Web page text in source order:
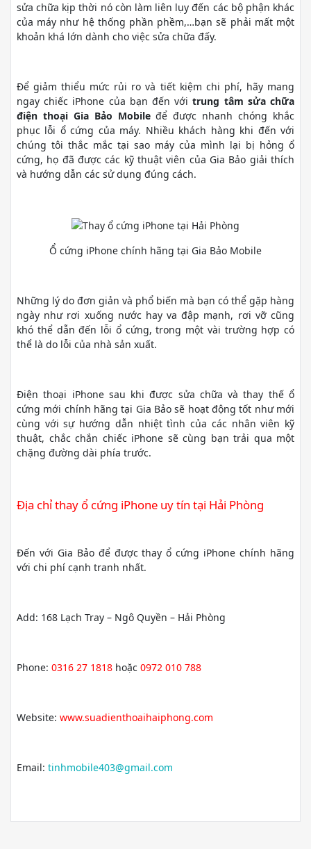
sửa chữa kịp thời nó còn làm liên lụy đến các bộ phận khác
của máy như hệ thống phần phềm,…bạn sẽ phải mất một
khoản khá lớn dành cho việc sửa chữa đấy.
Để giảm thiểu mức rủi ro và tiết kiệm chi phí, hãy mang
ngay chiếc iPhone của bạn đến vớitrung tâm sửa chữa
điện thoại Gia Bảo Mobileđể được nhanh chóng khắc
phục lỗi ổ cứng của máy. Nhiều khách hàng khi đến với
chúng tôi thắc mắc tại sao máy của mình lại bị hỏng ổ
cứng, họ đã được các kỹ thuật viên của Gia Bảo giải thích
và hướng dẫn các sử dụng đúng cách.
Ổ cứng iPhone chính hãng tại Gia Bảo Mobile
Những lý do đơn giản và phổ biến mà bạn có thể gặp hàng
ngày như rơi xuống nước hay va đập mạnh, rơi vỡ cũng
khó thể dẫn đến lỗi ổ cứng, trong một vài trường hợp có
thể là do lỗi của nhà sản xuất.
Điện thoại iPhone sau khi được sửa chữa và thay thế ổ
cứng mới chính hãng tại Gia Bảo sẽ hoạt động tốt như mới
cùng với sự hướng dẫn nhiệt tình của các nhân viên kỹ
thuật, chắc chắn chiếc iPhone sẽ cùng bạn trải qua một
chặng đường dài phía trước.
Địa chỉ thay ổ cứng iPhone uy tín tại Hải Phòng
Đến với Gia Bảo để được thay ổ cứng iPhone chính hãng
với chi phí cạnh tranh nhất.
Add: 168 Lạch Tray – Ngô Quyền – Hải Phòng
Phone: 0316 27 1818 hoặc 0972 010 788
Website: www.suadienthoaihaiphong.com
Email: tinhmobile403@gmail.com